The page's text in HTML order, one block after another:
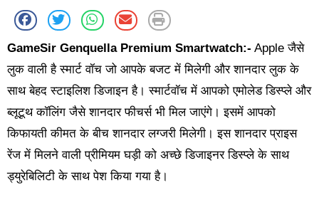
GameSir Genquella Premium Smartwatch:- Apple जैसे
लुक वाली है स्मार्ट वॉच जो आपके बजट में मिलेगी और शानदार लुक के
साथ बेहद स्टाइलिश डिजाइन है। स्मार्टवॉच में आपको एमोलेड डिस्प्ले और
ब्लूटूथ कॉलिंग जैसे शानदार फीचर्स भी मिल जाएंगे। इसमें आपको
किफायती कीमत के बीच शानदार लग्जरी मिलेगी। इस शानदार प्राइस
रेंज में मिलने वाली प्रीमियम घड़ी को अच्छे डिजाइनर डिस्प्ले के साथ
ड्युरेबिलिटी के साथ पेश किया गया है।